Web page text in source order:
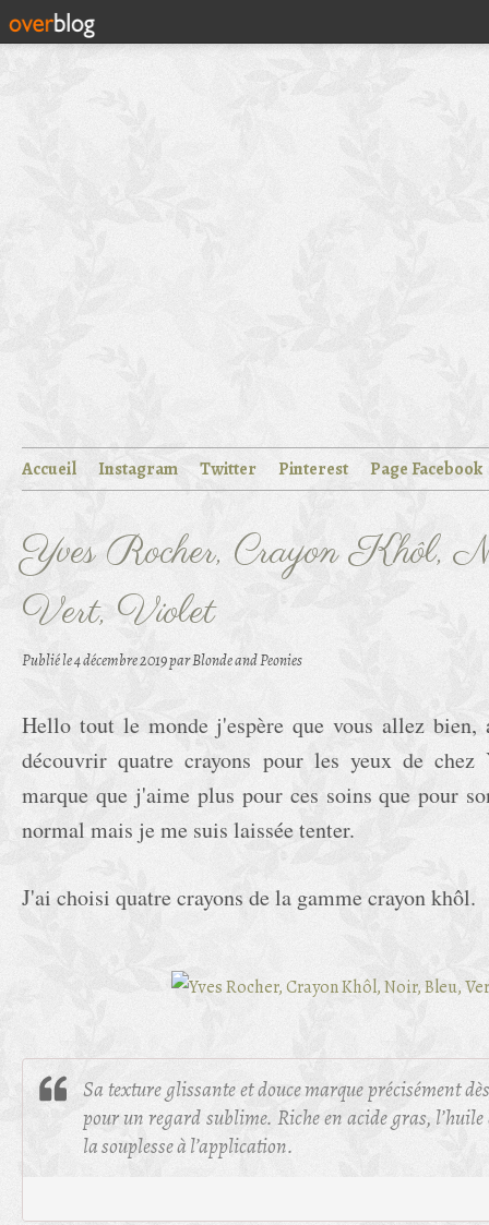
Accueil Instagram Twitter Pinterest Page Facebook
Yves Rocher, Crayon Khôl,
Vert, Violet
Publié le4 décembre 2019par Blonde and Peonies
Hello tout le monde j'espère que vous allez
découvrir quatre crayons pour les yeux de chez
marque que j'aime plus pour ces soins que pour
normal mais je me suis laissée tenter.
J'ai choisi quatre crayons de la gamme crayon khôl.
Sa texture glissante et douce marque précisément
pour un regard sublime. Riche en acide gras,
la souplesse à l’application.